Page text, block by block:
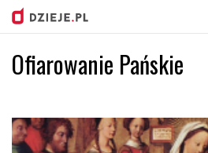
Przejdź
do
Ofiarowanie Pańskie